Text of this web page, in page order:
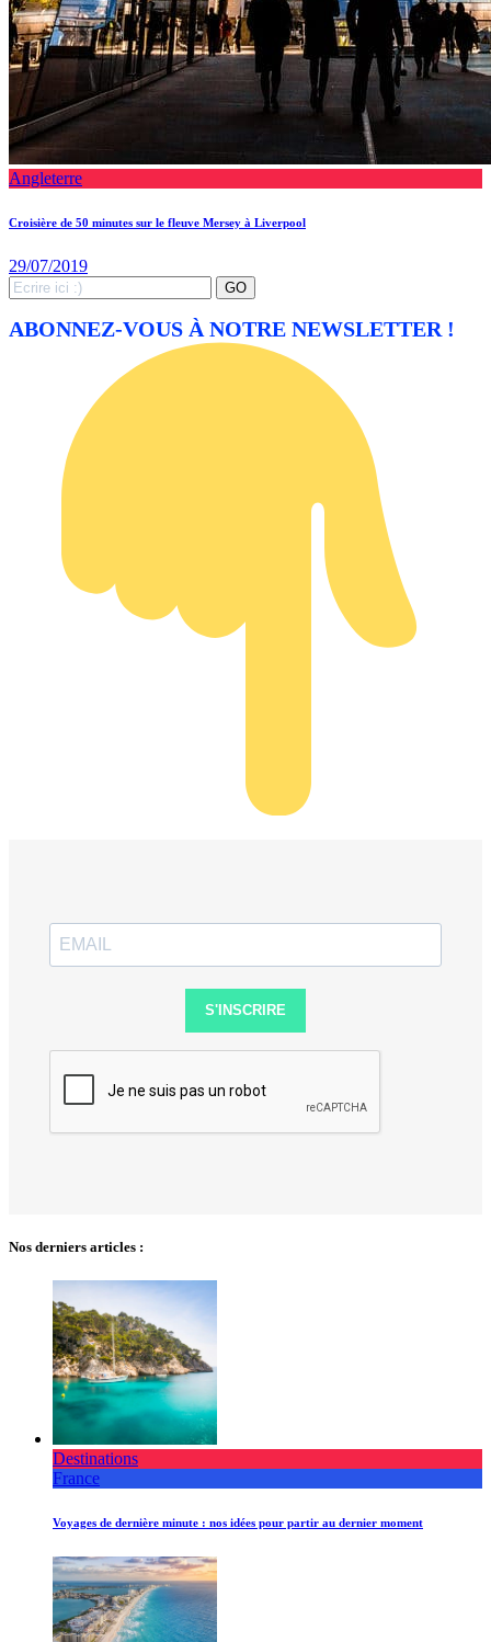
Angleterre
Croisière de 50 minutes sur le fleuve Mersey à Liverpool
29/07/2019
Search
for:
GO
ABONNEZ-VOUS À NOTRE NEWSLETTER !
S'INSCRIRE
Nos derniers articles :
Destinations
France
Voyages de dernière minute : nos idées pour partir au dernier moment